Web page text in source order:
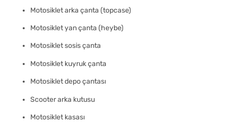
Motosiklet arka çanta (topcase)
Motosiklet yan çanta (heybe)
Motosiklet sosis çanta
Motosiklet kuyruk çanta
Motosiklet depo çantası
Scooter arka kutusu
Motosiklet kasası